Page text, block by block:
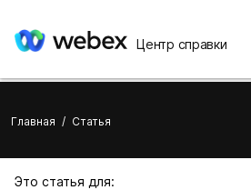
Центр справки
Главная / Статья
Это статья для: